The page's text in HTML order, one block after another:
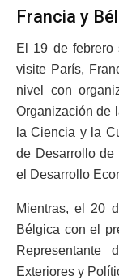
Francia y
El 19 de febrero
visite París,
nivel con
Organización de
la Ciencia y la
de Desarrollo
el Desarrollo
Mientras, el 20
Bélgica con el
Exteriores y